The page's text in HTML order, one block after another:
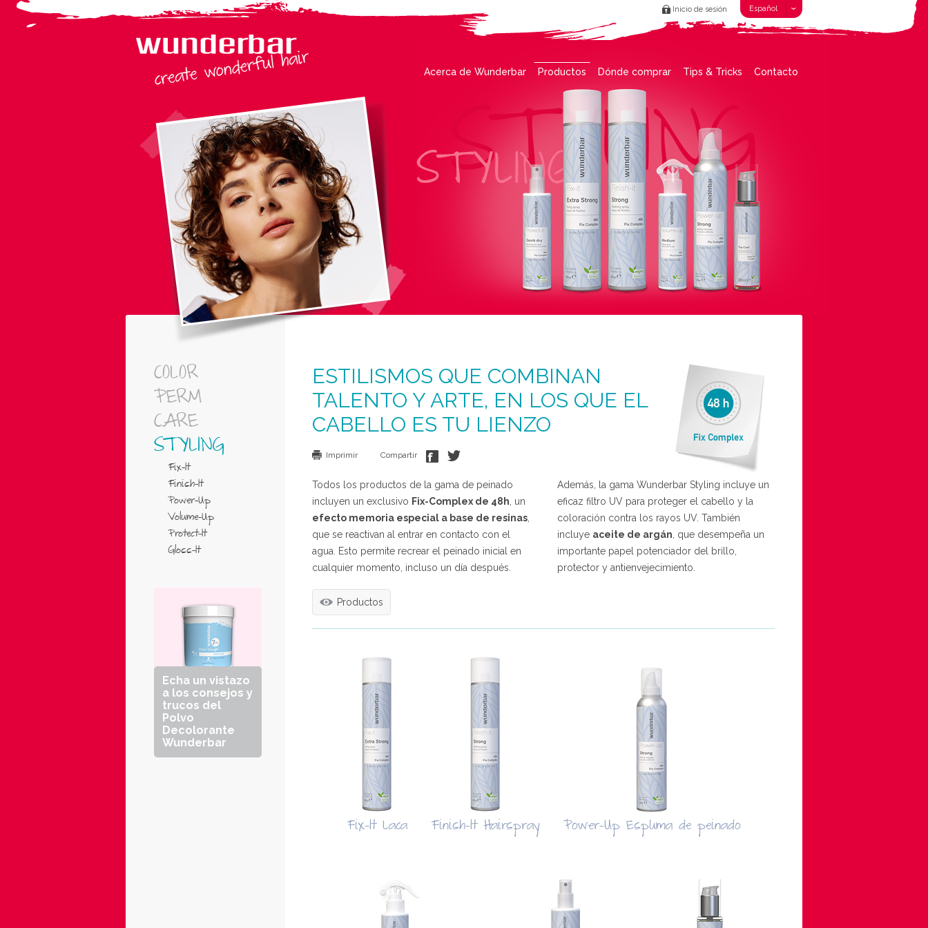
Inicio de sesión Español
Acerca de Wunderbar Productos Dónde comprar Tips & Tricks Contacto
COLOR
PERM
CARE
STYLING
Fix-It
Finish-It
Power-Up
Volume-Up
Protect-It
Gloss-It
Echa un vistazo
a los consejos y
trucos del
Polvo
Decolorante
Wunderbar
ESTILISMOS QUE COMBINAN
TALENTO Y ARTE, EN LOS QUE EL
CABELLO ES TU LIENZO
Imprimir Compartir
Todos los productos de la gama de peinado
incluyen un exclusivo Fix-Complex de 48h , un
efecto memoria especial a base de resinas
que se reactivan al entrar en contacto con el
agua. Esto permite recrear el peinado inicial en
cualquier momento, incluso un día después.
Además, la gama Wunderbar Styling incluye un
eficaz filtro UV para proteger el cabello y la
coloración contra los rayos UV. También
incluye aceite de argán , que desempeña un
importante papel potenciador del brillo,
protector y antienvejecimiento.
Productos
Fix-It Laca Finish-It Hairspray Power-Up Espuma de peinado